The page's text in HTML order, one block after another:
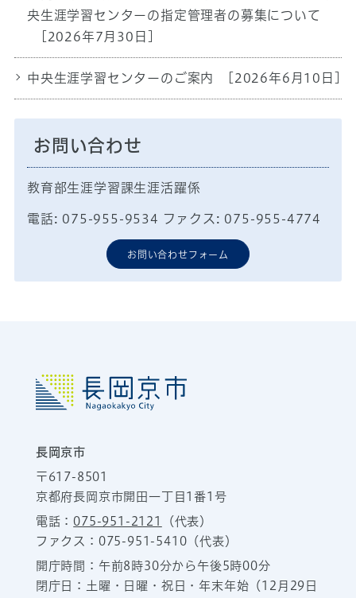
央生涯学習センターの指定管理者の募集について
[2026年7月30日]
中央生涯学習センターのご案内 [2026年6月10日]
お問い合わせ
教育部生涯学習課生涯活躍係
電話: 075-955-9534 ファクス: 075-955-4774
お問い合わせフォーム
長岡京市
〒617-8501
京都府長岡京市開田一丁目1番1号
電話：075-951-2121
（代表）
ファクス：075-951-5410（代表）
開庁時間：午前8時30分から午後5時00分
閉庁日：土曜・日曜・祝日・年末年始（12月29日